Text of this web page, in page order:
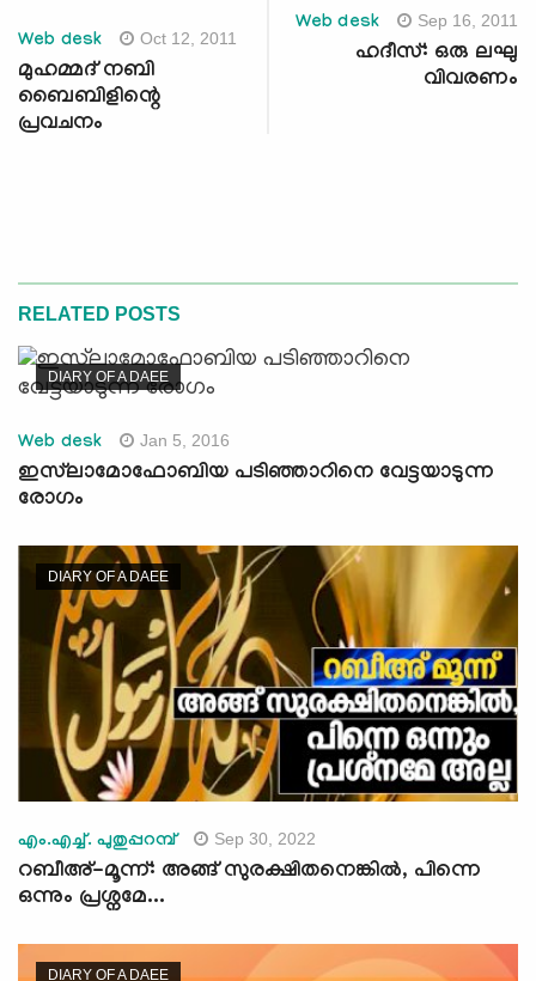
Web desk Oct 12, 2011
മുഹമ്മദ് നബി
ബൈബിളിന്റെ
പ്രവചനം
Web desk Sep 16, 2011
ഹദീസ്: ഒരു ലഘു
വിവരണം
RELATED POSTS
DIARY OF A DAEE
Web desk Jan 5, 2016
ഇസ്‌ലാമോഫോബിയ പടിഞ്ഞാറിനെ വേട്ടയാടുന്ന
രോഗം
DIARY OF A DAEE
എം.എച്ച്. പുതുപ്പറമ്പ് Sep 30, 2022
റബീഅ്-മൂന്ന്: അങ്ങ് സുരക്ഷിതനെങ്കില്‍, പിന്നെ
ഒന്നും പ്രശ്നമേ...
DIARY OF A DAEE